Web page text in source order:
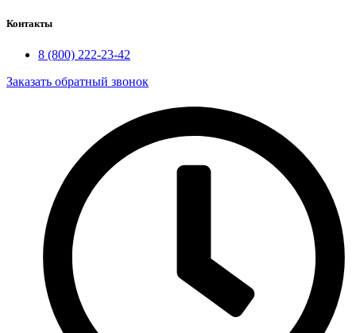
Контакты
8 (800) 222-23-42
Заказать обратный звонок